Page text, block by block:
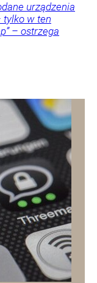
urządzenia
tylko w ten
– ostrzega